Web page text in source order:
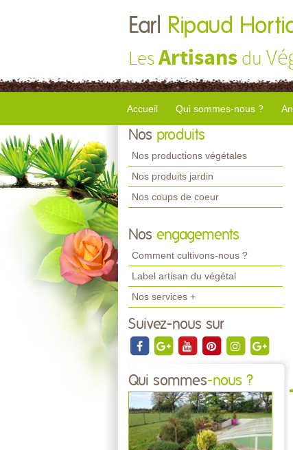
Earl Ripaud
LesArtisans du
Accueil Qui sommes-nous ?
Nos produits
Nos productions végétales
Nos produits jardin
Nos coups de coeur
Nos engagements
Comment cultivons-nous ?
Label artisan du végétal
Nos services +
Suivez-nous sur
Qui sommes-nous ?